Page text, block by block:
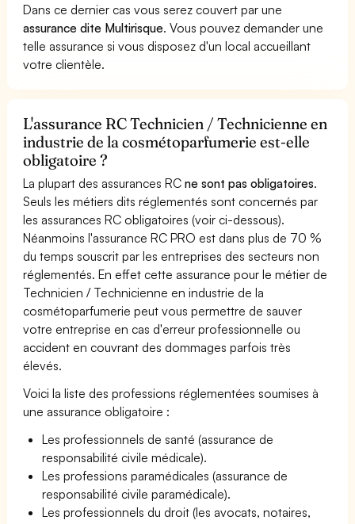
Dans ce dernier cas vous serez couvert par une
assurance dite Multirisque. Vous pouvez demander une
telle assurance si vous disposez d'un local accueillant
votre clientèle.
L'assurance RC Technicien / Technicienne en
industrie de la cosmétoparfumerie est-elle
obligatoire ?
La plupart des assurances RCne sont pas obligatoires.
Seuls les métiers dits réglementés sont concernés par
les assurances RC obligatoires (voir ci-dessous).
Néanmoins l'assurance RC PRO est dans plus de 70 %
du temps souscrit par les entreprises des secteurs non
réglementés. En effet cette assurance pour le métier de
Technicien / Technicienne en industrie de la
cosmétoparfumerie peut vous permettre de sauver
votre entreprise en cas d'erreur professionnelle ou
accident en couvrant des dommages parfois très
élevés.
Voici la liste des professions réglementées soumises à
une assurance obligatoire :
Les professionnels de santé (assurance de
responsabilité civile médicale).
Les professions paramédicales (assurance de
responsabilité civile paramédicale).
Les professionnels du droit (les avocats, notaires,